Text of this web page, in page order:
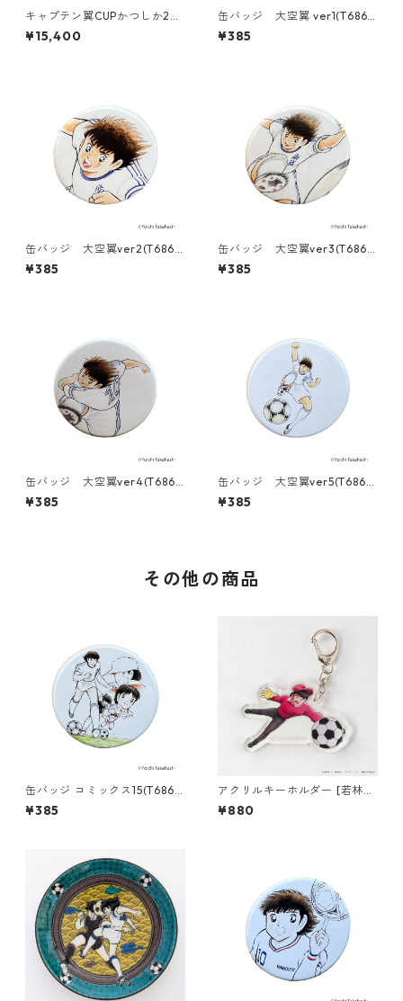
キャプテン翼CUPかつしか20
26 ＜明和FC ゴールキーパー
＞（G621-944）
¥15,400
缶バッジ 大空翼 ver1(T686-
045)
¥385
缶バッジ 大空翼ver2(T686-
045)
¥385
缶バッジ 大空翼ver3(T686-
045)
¥385
缶バッジ 大空翼ver4(T686-
045)
¥385
缶バッジ 大空翼ver5(T686-
045)
¥385
その他の商品
缶バッジ コミックス15(T686-
045)
¥385
アクリルキーホルダー [若林源
三]
¥880